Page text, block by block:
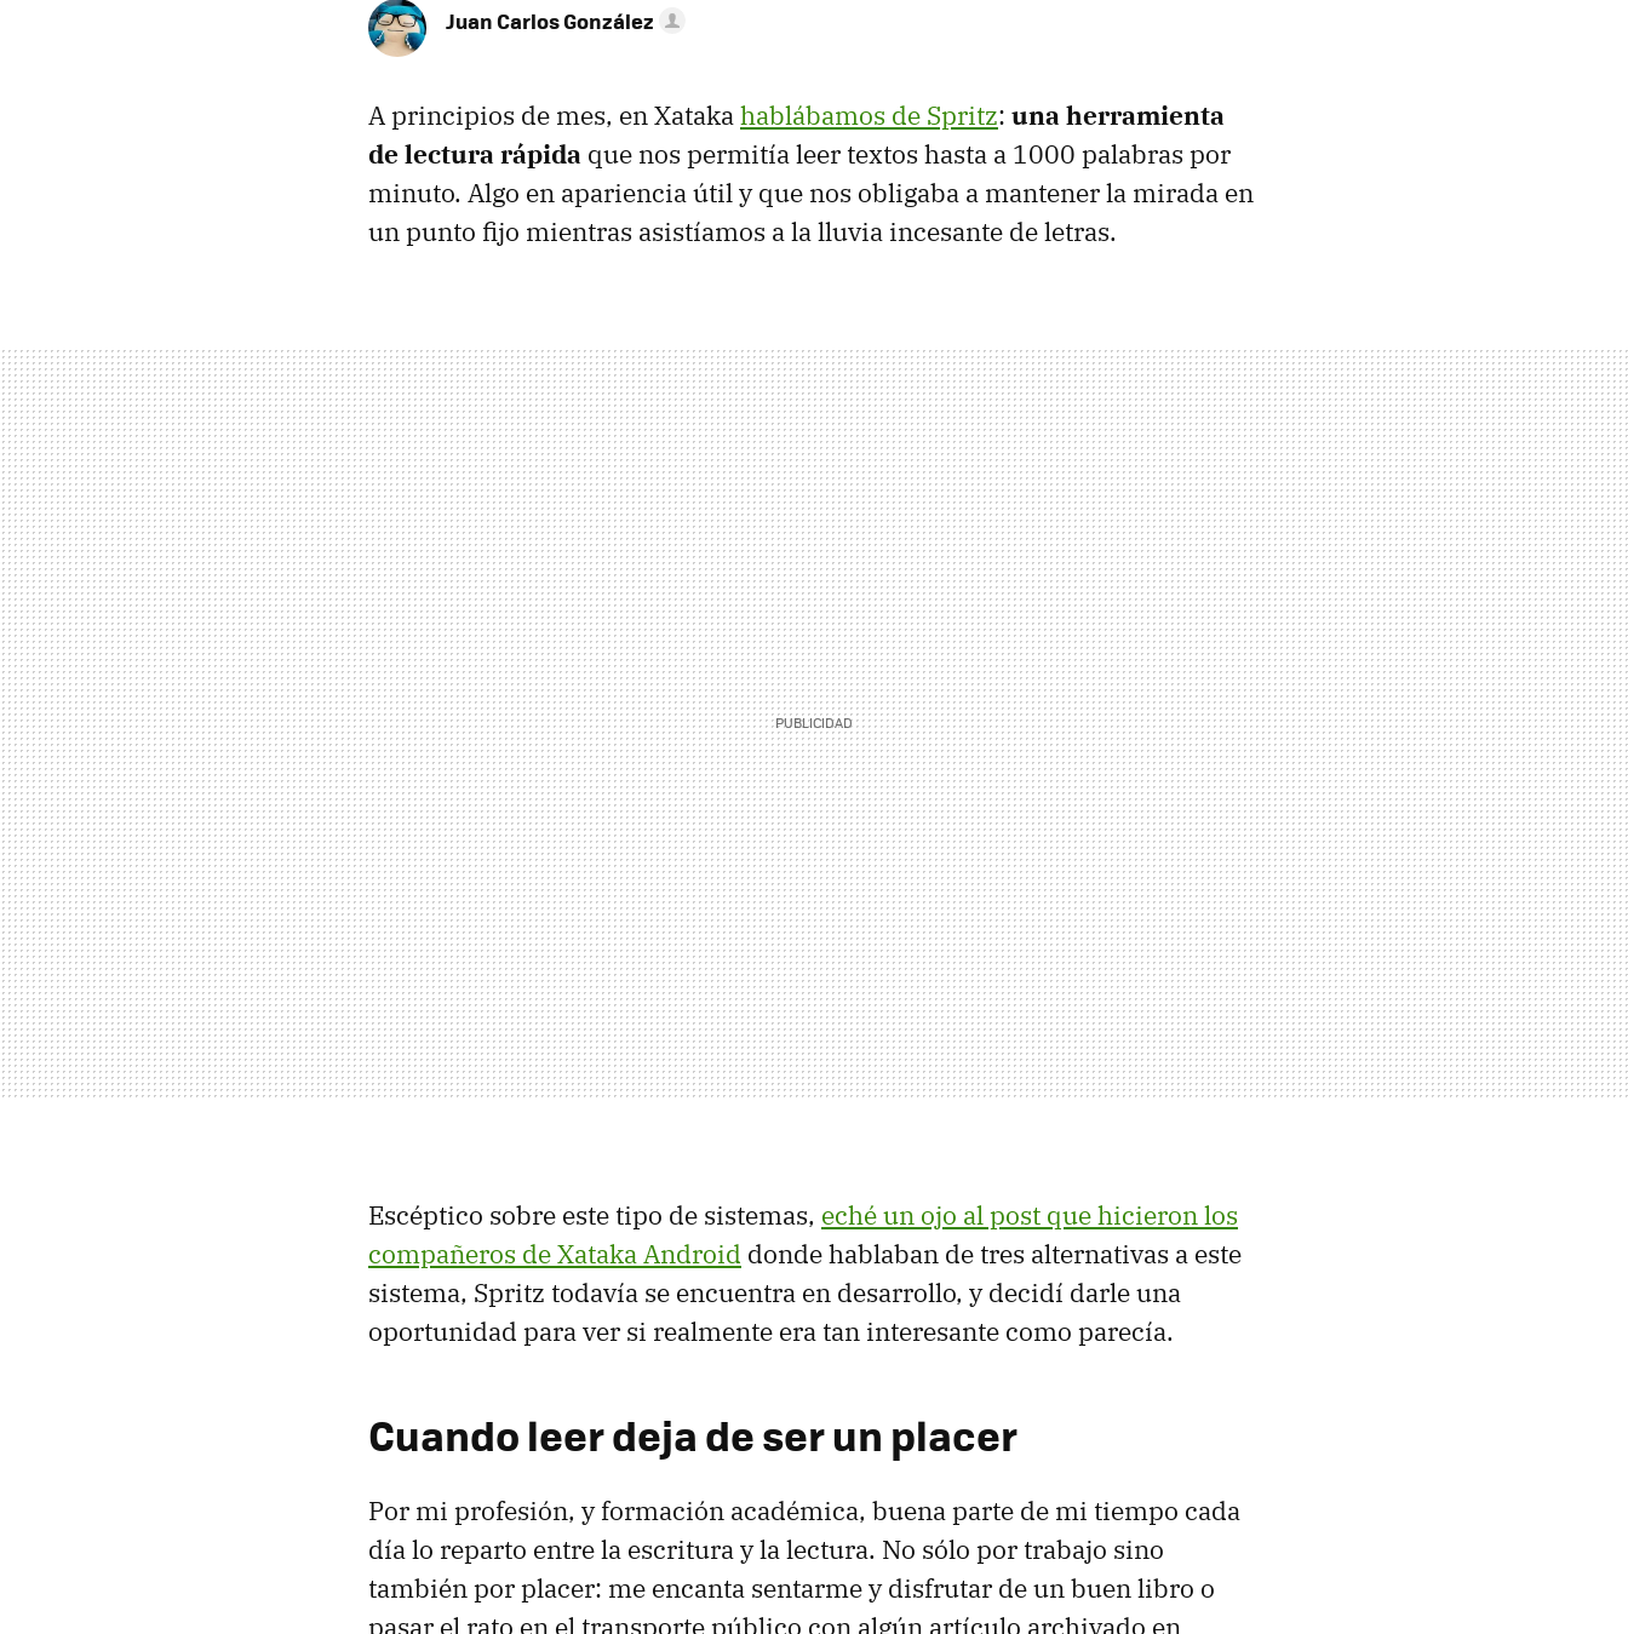
Juan Carlos González
A principios de mes, en Xatakahablábamos de Spritz: una herramienta
de lectura rápida que nos permitía leer textos hasta a 1000 palabras por
minuto. Algo en apariencia útil y que nos obligaba a mantener la mirada en
un punto fijo mientras asistíamos a la lluvia incesante de letras.
Escéptico sobre este tipo de sistemas, eché un ojo al post que hicieron los
compañeros de Xataka Android donde hablaban de tres alternativas a este
sistema, Spritz todavía se encuentra en desarrollo, y decidí darle una
oportunidad para ver si realmente era tan interesante como parecía.
Cuando leer deja de ser un placer
Por mi profesión, y formación académica, buena parte de mi tiempo cada
día lo reparto entre la escritura y la lectura. No sólo por trabajo sino
también por placer: me encanta sentarme y disfrutar de un buen libro o
pasar el rato en el transporte público con algún artículo archivado en